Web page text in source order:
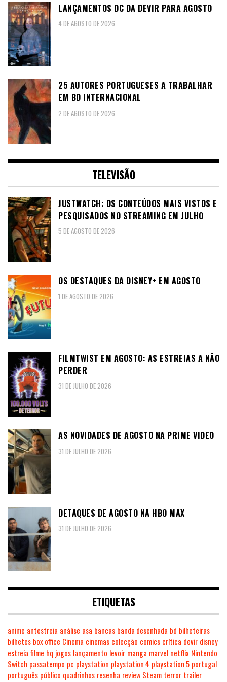
LANÇAMENTOS DC DA DEVIR PARA AGOSTO
4 DE AGOSTO DE 2026
25 AUTORES PORTUGUESES A TRABALHAR
EM BD INTERNACIONAL
2 DE AGOSTO DE 2026
TELEVISÃO
JUSTWATCH: OS CONTEÚDOS MAIS VISTOS E
PESQUISADOS NO STREAMING EM JULHO
5 DE AGOSTO DE 2026
OS DESTAQUES DA DISNEY+ EM AGOSTO
1 DE AGOSTO DE 2026
FILMTWIST EM AGOSTO: AS ESTREIAS A NÃO
PERDER
31 DE JULHO DE 2026
AS NOVIDADES DE AGOSTO NA PRIME VIDEO
31 DE JULHO DE 2026
DETAQUES DE AGOSTO NA HBO MAX
31 DE JULHO DE 2026
ETIQUETAS
anime antestreia análise asa bancas banda desenhada bd bilheteiras
bilhetes box office Cinema cinemas colecção comics crítica devir disney
estreia filme hq jogos lançamento levoir manga marvel netflix Nintendo
Switch passatempo pc playstation playstation 4 playstation 5 portugal
português público quadrinhos resenha review Steam terror trailer